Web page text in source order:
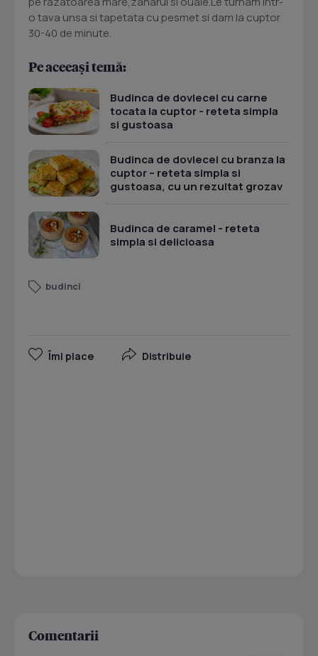
o tava unsa si tapetata cu pesmet si dam la cuptor
30-40 de minute.
Pe aceeași temă:
Budinca de dovlecei cu carne
tocata la cuptor - reteta simpla
si gustoasa
Budinca de dovlecei cu branza la
cuptor – reteta simpla si
gustoasa, cu un rezultat grozav
Budinca de caramel - reteta
simpla si delicioasa
budinci
Îmi place Distribuie
Comentarii